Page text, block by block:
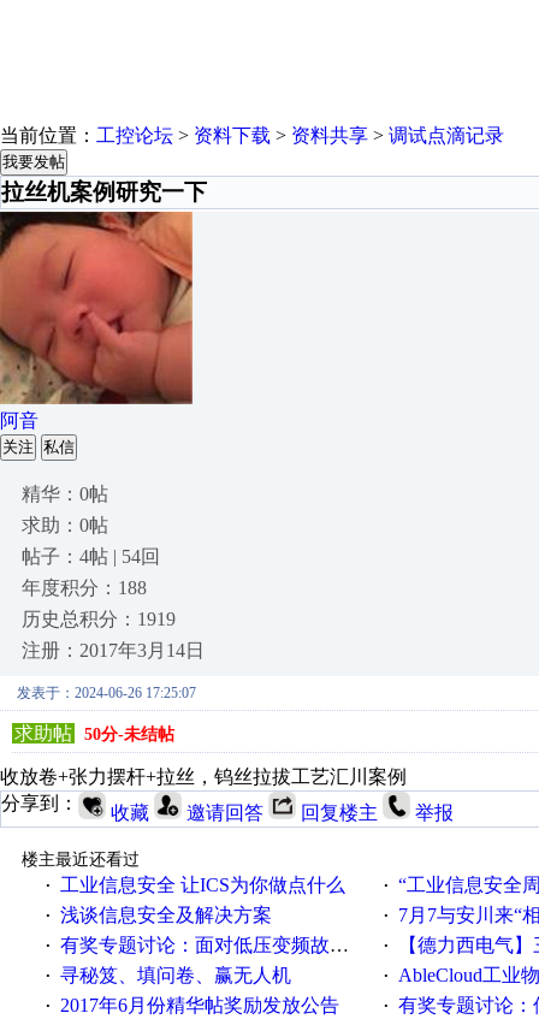
当前位置： 工控论坛 > 资料下载 > 资料共享 > 调试点滴记录
我要发帖
拉丝机案例研究一下
阿音
关注 私信
精华：0帖
求助：0帖
帖子：4帖 | 54回
年度积分：188
历史总积分：1919
注册：2017年3月14日
发表于：2024-06-26 17:25:07
求助帖 50分-未结帖
收放卷+张力摆杆+拉丝，钨丝拉拔工艺汇川案例
分享到：
收藏 邀请回答 回复楼主 举报
楼主最近还看过
·
工业信息安全 让ICS为你做点什么 · “工业信息安全周之我见”
· 浅谈信息安全及解决方案 · 7月7与安川来“
· 有奖专题讨论：面对低压变频故障，老手是这样解决的！ · 【德力西电气】三
· 寻秘笈、填问卷、赢无人机 · AbleCloud工业物联
· 2017年6月份精华帖奖励发放公告 · 有奖专题讨论：伺服选择